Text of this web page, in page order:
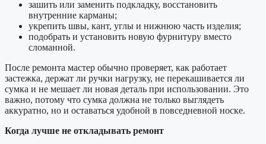
зашить или заменить подкладку, восстановить
внутренние карманы;
укрепить швы, кант, углы и нижнюю часть изделия;
подобрать и установить новую фурнитуру вместо
сломанной.
После ремонта мастер обычно проверяет, как работает
застежка, держат ли ручки нагрузку, не перекашивается ли
сумка и не мешает ли новая деталь при использовании. Это
важно, потому что сумка должна не только выглядеть
аккуратно, но и оставаться удобной в повседневной носке.
Когда лучше не откладывать ремонт